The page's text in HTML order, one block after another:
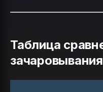
Таблица
зачаровывания